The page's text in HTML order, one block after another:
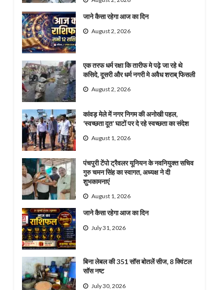
जाने कैसा रहेगा आज का दिन
August 2, 2026
एक तरफ धर्म रक्षा कि तारीफ मे पढ़े जा रहे थे
कसिदे, दूसरी और धर्म नगरी मे अवैध शराब् फिसली
August 2, 2026
कांवड़ मेले में नगर निगम की अनोखी पहल,
‘स्वच्छता दूत’ घाटों पर दे रहे स्वच्छता का संदेश
August 1, 2026
पंचपुरी टेंपो ट्रैवलर यूनियन के नवनियुक्त सचिव
गुरु चमन सिंह का स्वागत, अध्यक्ष ने दी
शुभकामनाएं
August 1, 2026
जाने कैसा रहेगा आज का दिन
July 31, 2026
बिना लेबल की 351 सॉस बोतलें सीज, 8 क्विंटल
सॉस नष्ट
July 30, 2026